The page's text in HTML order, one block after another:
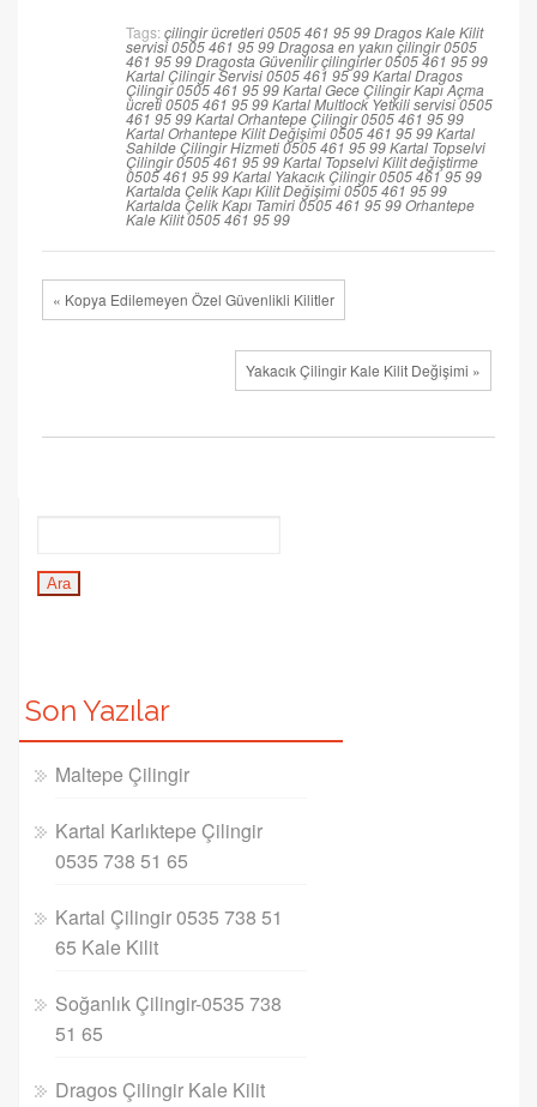
Tags: çilingir ücretleri 0505 461 95 99Dragos Kale Kilit
servisi 0505 461 95 99Dragosa en yakın çilingir 0505
461 95 99Dragosta Güvenilir çilingirler 0505 461 95 99
Kartal Çilingir Servisi 0505 461 95 99Kartal Dragos
Çilingir 0505 461 95 99Kartal Gece Çilingir Kapı Açma
ücreti 0505 461 95 99Kartal Multlock Yetkili servisi 0505
461 95 99Kartal Orhantepe Çilingir 0505 461 95 99
Kartal Orhantepe Kilit Değişimi 0505 461 95 99Kartal
Sahilde Çilingir Hizmeti 0505 461 95 99Kartal Topselvi
Çilingir 0505 461 95 99Kartal Topselvi Kilit değiştirme
0505 461 95 99Kartal Yakacık Çilingir 0505 461 95 99
Kartalda Çelik Kapı Kilit Değişimi 0505 461 95 99
Kartalda Çelik Kapı Tamiri 0505 461 95 99Orhantepe
Kale Kilit 0505 461 95 99
« Kopya Edilemeyen Özel Güvenlikli Kilitler
Yakacık Çilingir Kale Kilit Değişimi »
Son Yazılar
Maltepe Çilingir
Kartal Karlıktepe Çilingir
0535 738 51 65
Kartal Çilingir 0535 738 51
65 Kale Kilit
Soğanlık Çilingir-0535 738
51 65
Dragos Çilingir Kale Kilit